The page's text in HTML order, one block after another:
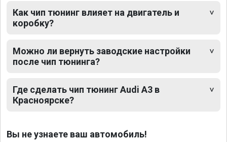
Как чип тюнинг влияет на двигатель и
коробку?
Можно ли вернуть заводские настройки
после чип тюнинга?
Где сделать чип тюнинг Audi A3 в
Красноярске?
Вы не узнаете ваш автомобиль!